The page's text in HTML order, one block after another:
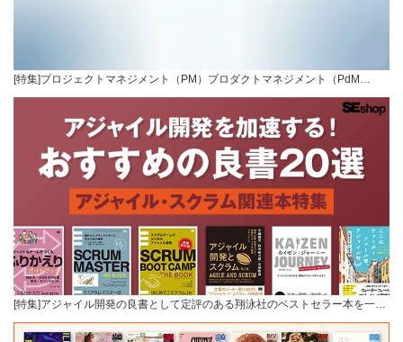
[特集]プロジェクトマネジメント（PM）プロダクトマネジメント（PdM…
[特集]アジャイル開発の良書として定評のある翔泳社のベストセラー本を一…